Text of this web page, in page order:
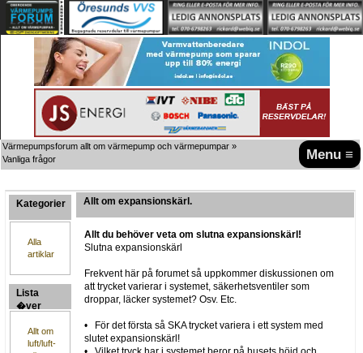
Menu ≡
Värmepumpsforum allt om värmepump och värmepumpar »
Vanliga frågor
Kategorier
Alla
artiklar
Lista
�ver
Allt om
luft/luft-
Allt om expansionskärl.
Allt du behöver veta om slutna expansionskärl!
Slutna expansionskärl
Frekvent här på forumet så uppkommer diskussionen om
att trycket varierar i systemet, säkerhetsventiler som
droppar, läcker systemet? Osv. Etc.
• För det första så SKA trycket variera i ett system med
slutet expansionskärl!